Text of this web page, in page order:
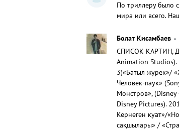
По триллеру было
мира или всего.
Болат Кисамбаев
СПИСОК КАРТИН,
Animation Studios).
3)«Батыл журек»/
Человек-паук»
Монстров»,
Disney Pictures).
Кернеген қуат»/
сақшылары» /